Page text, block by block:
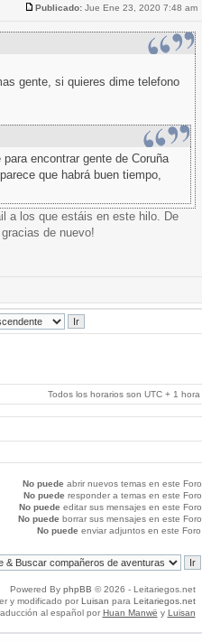
Publicado:Jue Ene 23, 2020 7:48 am
gente, si quieres dime telefono
encontrar gente de Coruña
que habrá buen tiempo,
a los que estáis en este hilo. De
de nuevo!
Todos los horarios son UTC + 1 hora
No puede abrir nuevos temas en este Foro
No puede responder a temas en este Foro
No puede editar sus mensajes en este Foro
No puede borrar sus mensajes en este Foro
No puede enviar adjuntos en este Foro
Powered By phpBB © 2026 - Leitariegos.net
y modificado por Luisan para Leitariegos.net
al español por Huan Manwë y Luisan